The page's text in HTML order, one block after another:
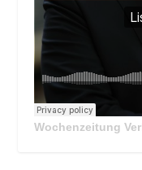
Wochenzeitung